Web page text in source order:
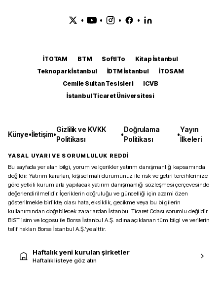
• • • •
İTOTAM BTM SoftITo
Kitap İstanbul
Teknopark İstanbul
İDTM İstanbul
İTOSAM
Cemile Sultan Tesisleri
ICVB
İstanbul Ticaret Üniversitesi
Künye•İletişim•
Gizlilik ve KVKK
Politikası
•
Doğrulama
Politikası
•
Yayın
İlkeleri
YASAL UYARI VE SORUMLULUK REDDİ
Bu sayfada yer alan bilgi, yorum ve içerikler yatırım danışmanlığı kapsamında
değildir. Yatırım kararları, kişisel mali durumunuz ile risk ve getiri tercihlerinize
göre yetkili kurumlarla yapılacak yatırım danışmanlığı sözleşmesi çerçevesinde
değerlendirilmelidir. İçeriklerin doğruluğu ve güncelliği için azami özen
gösterilmekle birlikte, olası hata, eksiklik, gecikme veya bu bilgilerin
kullanımından doğabilecek zararlardan İstanbul Ticaret Odası sorumlu değildir.
BIST isim ve logosu ile Borsa İstanbul A.Ş. adına açıklanan tüm bilgi ve verilerin
telif hakları Borsa İstanbul A.Ş.’ye aittir.
Haftalık yeni kurulan şirketler
Haftalık listeye göz atın